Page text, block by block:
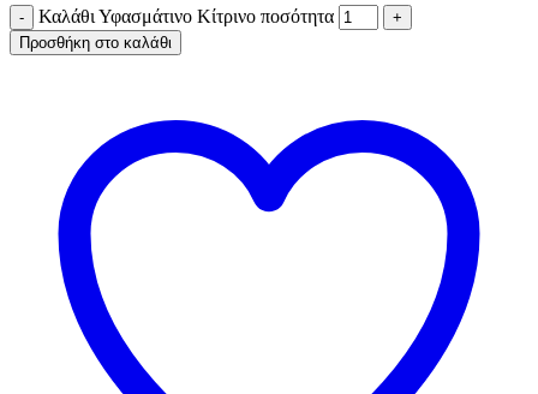
Καλάθι Υφασμάτινο Κίτρινο ποσότητα
Προσθήκη στο καλάθι